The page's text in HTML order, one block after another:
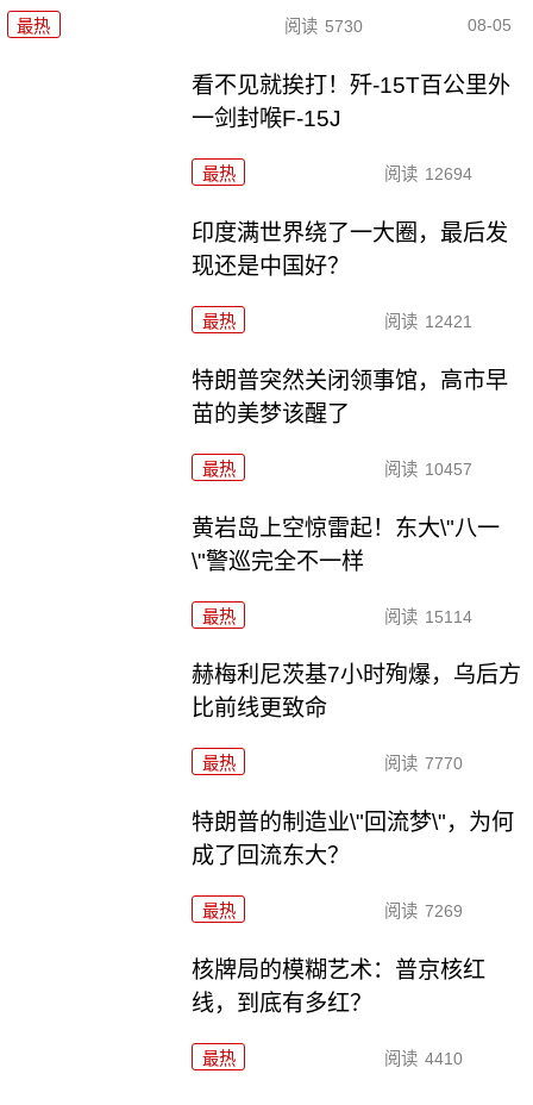
最热 阅读 5730 08-05
看不见就挨打！歼-15T百公里外
一剑封喉F-15J
最热 阅读 12694
印度满世界绕了一大圈，最后发
现还是中国好？
最热 阅读 12421
特朗普突然关闭领事馆，高市早
苗的美梦该醒了
最热 阅读 10457
黄岩岛上空惊雷起！东大\"八一
\"警巡完全不一样
最热 阅读 15114
赫梅利尼茨基7小时殉爆，乌后方
比前线更致命
最热 阅读 7770
特朗普的制造业\"回流梦\"，为何
成了回流东大？
最热 阅读 7269
核牌局的模糊艺术：普京核红
线，到底有多红？
最热 阅读 4410